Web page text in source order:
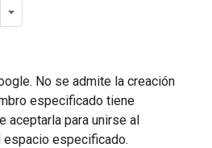
No se admite la creación
especificado tiene
aceptarla para unirse al
espacio especificado.